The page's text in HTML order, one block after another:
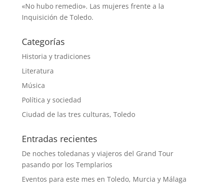
«No hubo remedio». Las mujeres frente a la
Inquisición de Toledo.
Categorías
Historia y tradiciones
Literatura
Música
Política y sociedad
Ciudad de las tres culturas, Toledo
Entradas recientes
De noches toledanas y viajeros del Grand Tour
pasando por los Templarios
Eventos para este mes en Toledo, Murcia y Málaga